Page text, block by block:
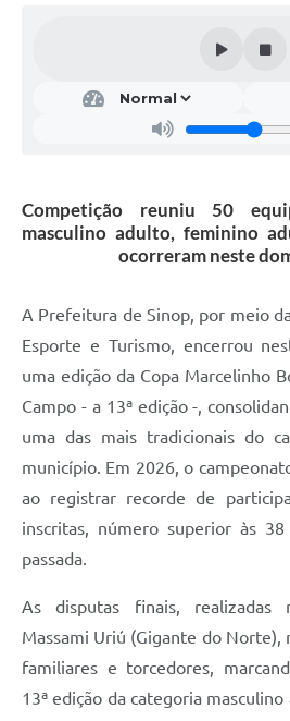
Competição reuniu 50
masculino adulto, feminino
ocorreram neste
A Prefeitura de Sinop, por meio
Esporte e Turismo, encerrou
uma edição da Copa Marcelinho
Campo - a 13ª edição -,
uma das mais tradicionais do
município. Em 2026, o
ao registrar recorde de
inscritas, número superior às
passada.
As disputas finais, realizadas
Massami Uriú (Gigante do
familiares e torcedores,
13ª edição da categoria